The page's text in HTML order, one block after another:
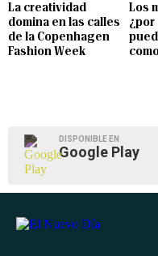
La creatividad
domina en las calles
de la Copenhagen
Fashion Week
Los
¿por
DISPONIBLE EN
Google Play